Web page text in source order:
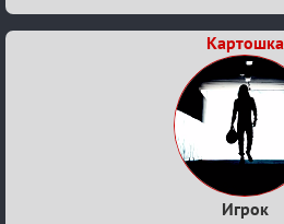
X
Картошка
Игрок